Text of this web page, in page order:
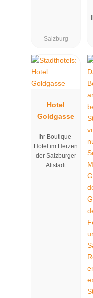
Salzburg
Hotel
Goldgasse
Ihr Boutique-
Hotel im Herzen
der Salzburger
Altstadt